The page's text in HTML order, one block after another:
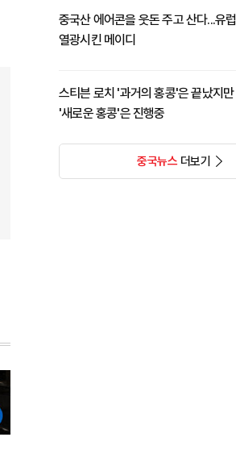
중국산 에어콘을 웃돈 주고 산다...유럽
열광시킨 메이디
스티븐 로치 '과거의 홍콩'은 끝났지만
'새로운 홍콩'은 진행중
중국뉴스더보기